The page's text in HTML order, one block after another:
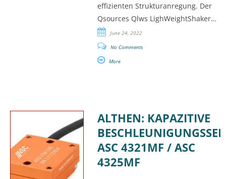
effizienten Strukturanregung. Der
Qsources Qlws LighWeightShaker…
June 24, 2022
No Comments
More
ALTHEN: KAPAZITIVE
ASC 4321MF / ASC
4325MF